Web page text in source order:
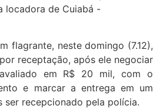
flagrante, neste domingo (7.12),
receptação, após ele negociar
em R$ 20 mil, com o
e marcar a entrega em um
ser recepcionado pela polícia.